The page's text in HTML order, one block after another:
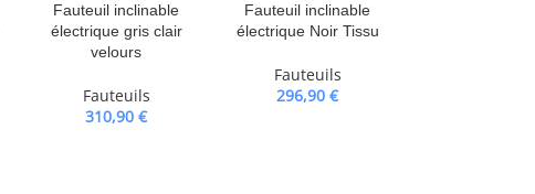
Fauteuil inclinable
électrique gris clair
velours
Fauteuils
310,90€
Fauteuil inclinable
électrique Noir Tissu
Fauteuils
296,90€